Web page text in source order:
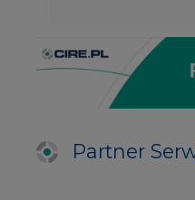
Partner